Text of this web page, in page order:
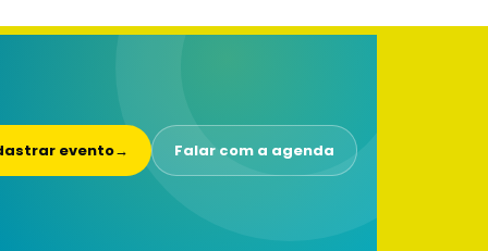
evento→ Falar com a agenda